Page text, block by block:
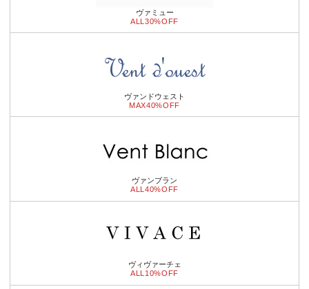
ヴァミュー
ALL30%OFF
ヴァンドウェスト
MAX40%OFF
ヴァンブラン
ALL40%OFF
ヴィヴァーチェ
ALL10%OFF